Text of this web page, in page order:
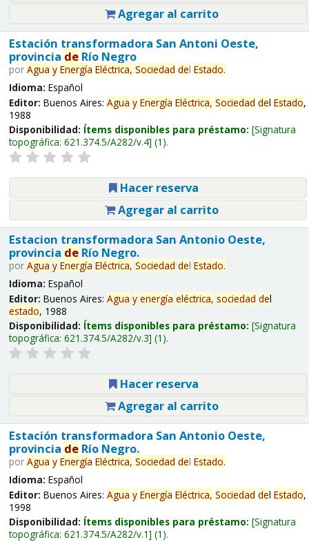
Agregar al carrito
Estación transformadora San Antoni Oeste,
provincia deRío Negro
por Agua y Energía Eléctrica, Sociedad del Estado.
Idioma: Español
Editor: Buenos Aires: Agua y Energía Eléctrica, Sociedad del Estado,
1988
Disponibilidad: Ítems disponibles para préstamo: Signatura
topográfica: 621.374.5/A282/v.4 (1).
Hacer reserva
Agregar al carrito
Estacion transformadora San Antonio Oeste,
provincia deRío Negro.
por Agua y Energía Eléctrica, Sociedad del Estado.
Idioma: Español
Editor: Buenos Aires: Agua y energía eléctrica, sociedad del
estado, 1988
Disponibilidad: Ítems disponibles para préstamo: Signatura
topográfica: 621.374.5/A282/v.3 (1).
Hacer reserva
Agregar al carrito
Estación transformadora San Antonio Oeste,
provincia deRío Negro.
por Agua y Energía Eléctrica, Sociedad del Estado.
Idioma: Español
Editor: Buenos Aires: Agua y Energía Eléctrica, Sociedad del Estado,
1998
Disponibilidad: Ítems disponibles para préstamo: Signatura
topográfica: 621.374.5/A282/v.1 (1).